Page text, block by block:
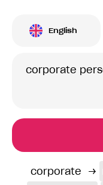
English
corporate →